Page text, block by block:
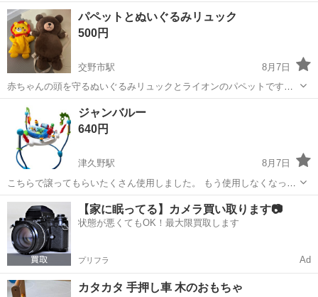
例29万円以上！生活支援物資事前対応可◎即日入寮OK！寮費はずっと
無料＆備品付き1R寮完備！赴任旅費会社負担！工場まで無料送迎あり
◎《大阪府堺市》 人気の工場の...
大阪 堺市 石津川駅 その他
パペットとぬいぐるみリュック
500円
交野市駅
8月7日
赤ちゃんの頭を守るぬいぐるみリュックとライオンのパペットです。
子供が成長して、使用しなくなった為出品します。
大阪
ジャンバルー
640円
津久野駅
8月7日
こちらで譲ってもらいたくさん使用しました。 もう使用しなくなった
為お譲りします。 いただいた時から全部のおもちゃがありませんが、
ぴょんぴょんする分には問題ありません。 ノークレームノーリターン
でお願いいたします。
大阪 堺市 津久野駅 ベビー用品
【家に眠ってる】カメラ買い取ります📷
状態が悪くてもOK！最大限買取します
プリフラ Ad
カタカタ 手押し車 木のおもちゃ